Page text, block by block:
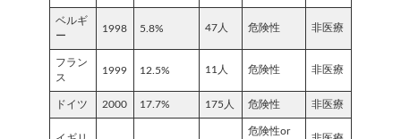
ベルギ
ー
1998 5.8% 47人 危険性 非医療
フラン
ス
1999 12.5% 11人 危険性 非医療
ドイツ 2000 17.7% 175人 危険性 非医療
危険性or